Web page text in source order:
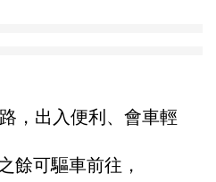
店面 工廠
土地